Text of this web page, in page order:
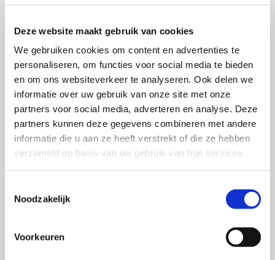
Deze website maakt gebruik van cookies
We gebruiken cookies om content en advertenties te
personaliseren, om functies voor social media te bieden
en om ons websiteverkeer te analyseren. Ook delen we
informatie over uw gebruik van onze site met onze
partners voor social media, adverteren en analyse. Deze
partners kunnen deze gegevens combineren met andere
informatie die u aan ze heeft verstrekt of die ze hebben
verzameld op basis van uw gebruik van hun services.
Noodzakelijk
Voorkeuren
Tarieven dagopvang 2026
Uurtarief contract
€12,21
op een 52-wekencontract.